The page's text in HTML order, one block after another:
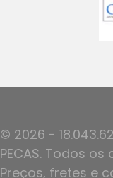
© 2026 -
PECAS. Todos
Preços, fretes e